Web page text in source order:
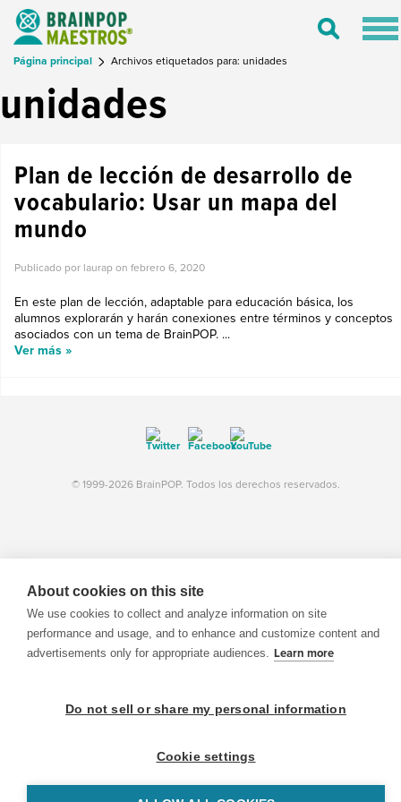
Toggle
Página principal Archivos etiquetados para: unidades
unidades
Plan de lección de desarrollo de
vocabulario: Usar un mapa del
mundo
Publicado por laurap on febrero 6, 2020
En este plan de lección, adaptable para educación básica, los
alumnos explorarán y harán conexiones entre términos y conceptos
asociados con un tema de BrainPOP. ...
Ver más »
© 1999-2026 BrainPOP. Todos los derechos reservados.
About cookies on this site
We use cookies to collect and analyze information on site
performance and usage, and to enhance and customize content and
advertisements only for appropriate audiences. Learn more
Do not sell or share my personal information
Cookie settings